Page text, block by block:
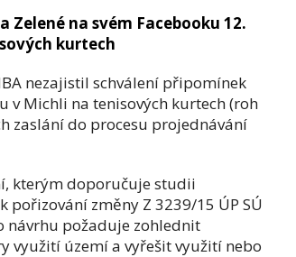
Zelené na svém Facebooku 12.
kurtech
nezajistil schválení připomínek
v Michli na tenisových kurtech (roh
zaslání do procesu projednávání
kterým doporučuje studii
změny Z 3239/15 ÚP SÚ
návrhu požaduje zohlednit
využití území a vyřešit využití nebo